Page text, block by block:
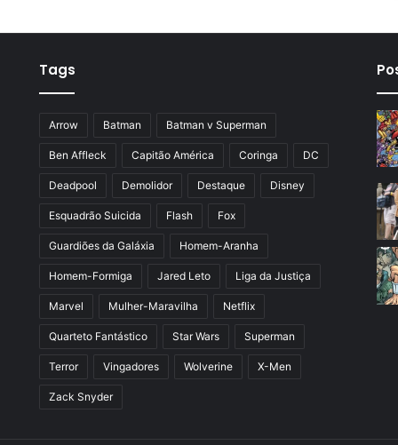
Tags
Arrow Batman Batman v Superman
Ben Affleck Capitão América Coringa DC
Deadpool Demolidor Destaque Disney
Esquadrão Suicida Flash Fox
Guardiões da Galáxia Homem-Aranha
Homem-Formiga Jared Leto Liga da Justiça
Marvel Mulher-Maravilha Netflix
Quarteto Fantástico Star Wars Superman
Terror Vingadores Wolverine X-Men
Zack Snyder